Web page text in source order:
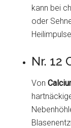
kann bei
oder
Nr. 12
Von